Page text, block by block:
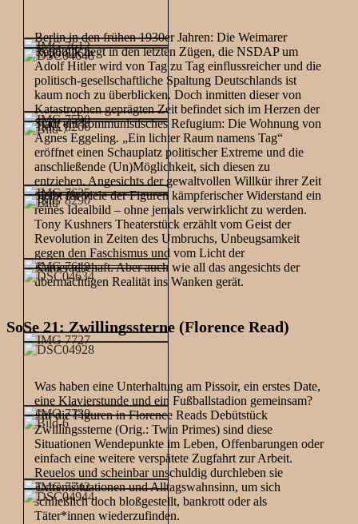
Berlin in den frühen 1930er Jahren: Die Weimarer
Republik liegt in den letzten Zügen, die NSDAP um
Adolf Hitler wird von Tag zu Tag einflussreicher und die
politisch-gesellschaftliche Spaltung Deutschlands ist
kaum noch zu überblicken. Doch inmitten dieser von
Katastrophen geprägten Zeit befindet sich im Herzen der
Stadt ein kommunistisches Refugium: Die Wohnung von
Agnes Eggeling. „Ein lichter Raum namens Tag“
eröffnet einen Schauplatz politischer Extreme und die
anschließende (Un)Möglichkeit, sich diesen zu
entziehen. Angesichts der gewaltvollen Willkür ihrer Zeit
bleibt für viele der Figuren kämpferischer Widerstand ein
reines Idealbild – ohne jemals verwirklicht zu werden.
Tony Kushners Theaterstück erzählt vom Geist der
Revolution in Zeiten des Umbruchs, Unbeugsamkeit
gegen den Faschismus und vom Licht der
Kameradschaft. Aber auch wie all das angesichts der
übermächtigen Realität ins Wanken gerät.
SoSe 21: Zwillingssterne (Florence Read)
Was haben eine Unterhaltung am Pissoir, ein erstes Date,
eine Klavierstunde und ein Fußballstadion gemeinsam?
Für die Figuren in Florence Reads Debütstück
Zwillingssterne (Orig.: Twin Primes) sind diese
Situationen Wendepunkte im Leben, Offenbarungen oder
einfach eine weitere verspätete Zugfahrt zur Arbeit.
Reuelos und scheinbar unschuldig durchleben sie
Extremsituationen und Alltagswahnsinn, um sich
schließlich doch bloßgestellt, bankrott oder als
Täter*innen wiederzufinden.